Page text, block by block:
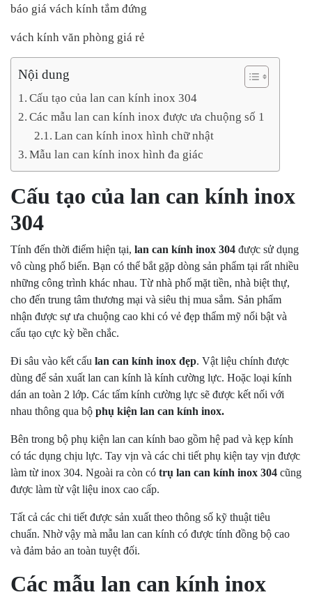
báo giá vách kính tắm đứng
vách kính văn phòng giá rẻ
Nội dung
Cấu tạo của lan can kính inox 304
Các mẫu lan can kính inox được ưa chuộng số 1
Lan can kính inox hình chữ nhật
Mẫu lan can kính inox hình đa giác
Cấu tạo của lan can kính inox
304
Tính đến thời điểm hiện tại, lan can kính inox 304 được sử dụng
vô cùng phổ biến. Bạn có thể bắt gặp dòng sản phẩm tại rất nhiều
những công trình khác nhau. Từ nhà phố mặt tiền, nhà biệt thự,
cho đến trung tâm thương mại và siêu thị mua sắm. Sản phẩm
nhận được sự ưa chuộng cao khi có vẻ đẹp thẩm mỹ nổi bật và
cấu tạo cực kỳ bền chắc.
Đi sâu vào kết cấu lan can kính inox đẹp. Vật liệu chính được
dùng để sản xuất lan can kính là kính cường lực. Hoặc loại kính
dán an toàn 2 lớp. Các tấm kính cường lực sẽ được kết nối với
nhau thông qua bộ phụ kiện lan can kính inox.
Bên trong bộ phụ kiện lan can kính bao gồm hệ pad và kẹp kính
có tác dụng chịu lực. Tay vịn và các chi tiết phụ kiện tay vịn được
làm từ inox 304. Ngoài ra còn có trụ lan can kính inox 304 cũng
được làm từ vật liệu inox cao cấp.
Tất cả các chi tiết được sản xuất theo thông số kỹ thuật tiêu
chuẩn. Nhờ vậy mà mẫu lan can kính có được tính đồng bộ cao
và đảm bảo an toàn tuyệt đối.
Các mẫu lan can kính inox